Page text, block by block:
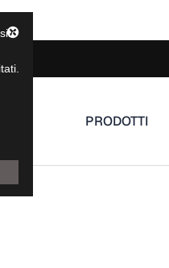
PRODOTTI